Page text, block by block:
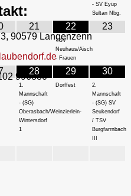
- SV Eyüp
Sultan Nbg.
21 22
TSV
Neuhaus/Aisch
- Frauen
23
28
1.
Mannschaft
- (SG)
Oberasbach/Weinzierlein-
Wintersdorf
1
29
Dorffest
30
2.
Mannschaft
- (SG) SV
Seukendorf
/ TSV
Burgfarrnbach
90579 Langenzenn
996880